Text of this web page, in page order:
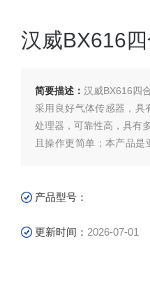
汉威BX616
简要描述：汉威BX616四
采用良好气体传感器，具
处理器，可靠性高，具有
且操作更简单；本产品是
产品型号：
更新时间： 2026-07-01